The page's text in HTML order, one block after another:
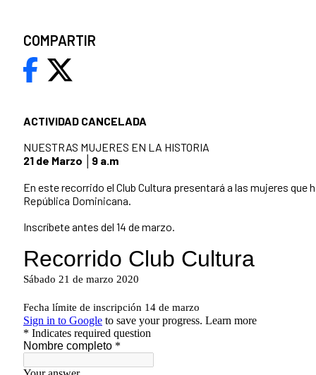
ACTIVIDAD CANCELADA
NUESTRAS MUJERES EN LA HISTORIA
21 de Marzo │9 a.m
En este recorrido el Club Cultura presentará a las mujeres que
República Dominicana.
Inscríbete antes del 14 de marzo.
COMPARTIR